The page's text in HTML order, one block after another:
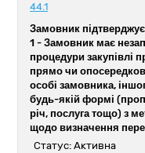
44.1
Замовник
1 - Замовник має
процедури закупівлі
прямо чи
особі замовника,
будь-якій формі
річ, послуга тощо) з
щодо визначення
Статус: Активна